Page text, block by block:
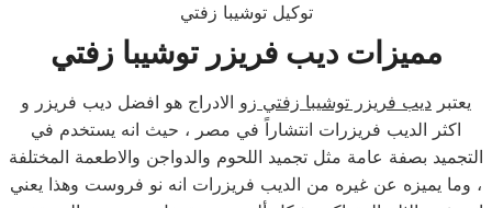
توكيل توشيبا زفتي
مميزات ديب فريزر توشيبا زفتي
يعتبر ديب فريزر توشيبا زفتي زو الادراج هو افضل ديب فريزر و
اكثر الديب فريزرات انتشاراً في مصر ، حيث انه يستخدم في
التجميد بصفة عامة مثل تجميد اللحوم والدواجن والاطعمة المختلفة
، وما يميزه عن غيره من الديب فريزرات انه نو فروست وهذا يعني